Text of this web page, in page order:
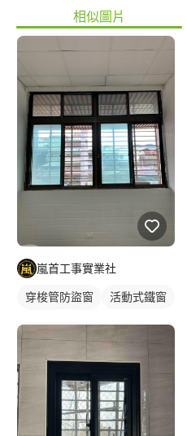
相似圖片
嵐首工事實業社
穿梭管防盜窗
活動式鐵窗